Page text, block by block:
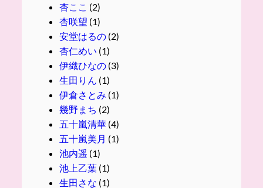
杏ここ (2)
杏咲望 (1)
安堂はるの(2)
杏仁めい (1)
伊織ひなの(3)
生田りん (1)
伊倉さとみ (1)
幾野まち (2)
五十嵐清華(4)
五十嵐美月 (1)
池内遥 (1)
池上乙葉(1)
生田さな (1)